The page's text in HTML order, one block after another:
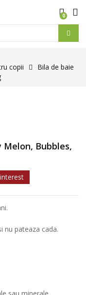
0
copii
Bila de baie
Melon, Bubbles,
nu pateaza cada.